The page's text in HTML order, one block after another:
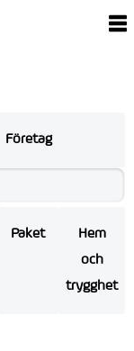
Företag
Paket
Hem
och
trygghet